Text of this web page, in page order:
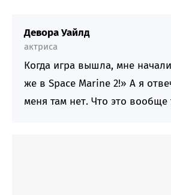
Девора Уайлд
актриса
Когда игра вышла, мне
же в Space Marine 2!» А я
меня там нет. Что это вообще